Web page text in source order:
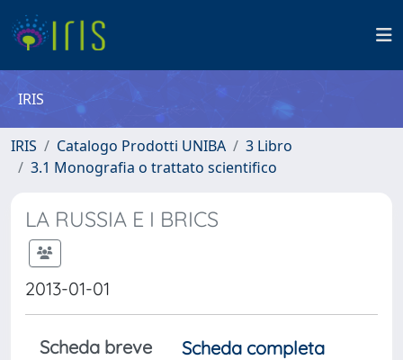
IRIS
IRIS Catalogo Prodotti UNIBA
3 Libro
3.1 Monografia o trattato scientifico
LA RUSSIA E I BRICS
2013-01-01
Scheda breve
Scheda completa